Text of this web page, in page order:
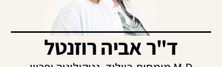
ד"ר אביה רוזנטל